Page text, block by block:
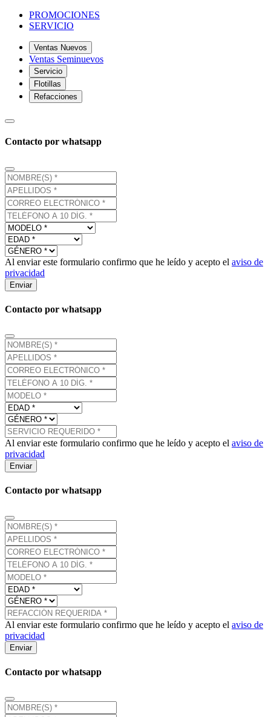
PROMOCIONES
SERVICIO
Ventas Nuevos
Ventas Seminuevos
Servicio
Flotillas
Refacciones
Contacto por whatsapp
Al enviar este formulario confirmo que he leído y acepto el aviso de
privacidad
Enviar
Contacto por whatsapp
Al enviar este formulario confirmo que he leído y acepto el aviso de
privacidad
Enviar
Contacto por whatsapp
Al enviar este formulario confirmo que he leído y acepto el aviso de
privacidad
Enviar
Contacto por whatsapp